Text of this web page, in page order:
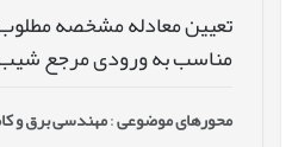
تعيين معادله مشخصه
مناسب به ورودی مرجع شيب
محورهای موضوعی:مهندسی برق و